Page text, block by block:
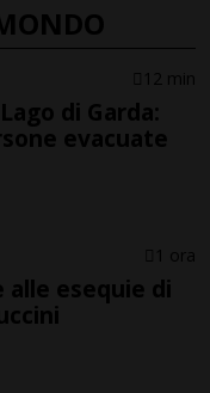
12 min
di Garda:
evacuate
1 ora
alle esequie di